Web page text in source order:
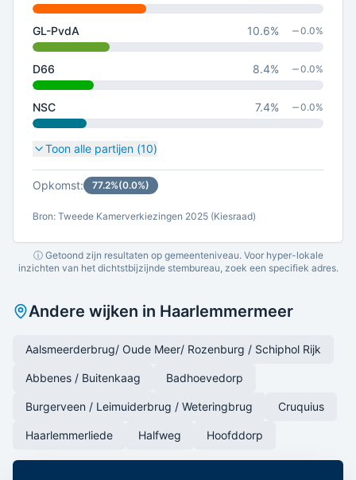
GL-PvdA 10.6% 0.0%
D66 8.4% 0.0%
NSC 7.4% 0.0%
Toon alle partijen (10)
Opkomst: 77.2%(0.0%)
Bron: Tweede Kamerverkiezingen 2025 (Kiesraad)
ⓘ Getoond zijn resultaten op gemeenteniveau. Voor hyper-lokale
inzichten van het dichtstbijzijnde stembureau, zoek een specifiek adres.
Andere wijken in Haarlemmermeer
Aalsmeerderbrug/ Oude Meer/ Rozenburg / Schiphol Rijk
Abbenes / Buitenkaag Badhoevedorp
Burgerveen / Leimuiderbrug / Weteringbrug Cruquius
Haarlemmerliede Halfweg Hoofddorp